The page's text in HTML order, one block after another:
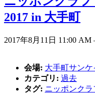
2017 in 大手町
2017年8月11日 11:00 AM
会場: 大手町サン
カテゴリ: 過去
タグ: ニッポンク